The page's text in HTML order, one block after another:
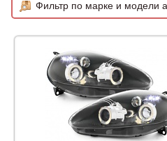
Фильтр по марке и модели